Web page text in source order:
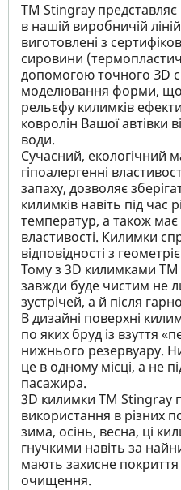
ТМ Stingray
в нашій виробничій
виготовлені з
сировини
допомогою точного ЗD
моделювання форми, що
рельєфу килимків
ковролін Вашої автівки
води.
Сучасний, екологічний
гіпоалергенні
запаху, дозволяє
килимків навіть під час
температур, а також має
властивості. Килимки
відповідності з
Тому з 3D килимками
завжди буде чистим не
зустрічей, а й після
В дизайні поверхні
по яких бруд із взуття
нижнього резервуару.
це в одному місці, а не
пасажира.
3D килимки TM Stingray
використання в різних
зима, осінь, весна, ці
гнучкими навіть за
мають захисне покриття
очищення.